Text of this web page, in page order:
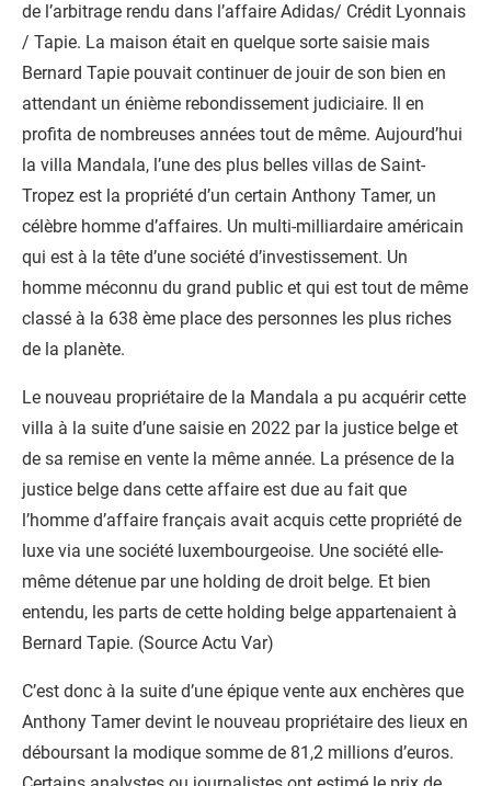
de l’arbitrage rendu dans l’affaire Adidas/ Crédit Lyonnais
/ Tapie. La maison était en quelque sorte saisie mais
Bernard Tapie pouvait continuer de jouir de son bien en
attendant un énième rebondissement judiciaire. Il en
profita de nombreuses années tout de même. Aujourd’hui
la villa Mandala, l’une des plus belles villas de Saint-
Tropez est la propriété d’un certain Anthony Tamer, un
célèbre homme d’affaires. Un multi-milliardaire américain
qui est à la tête d’une société d’investissement. Un
homme méconnu du grand public et qui est tout de même
classé à la 638 ème place des personnes les plus riches
de la planète.
Le nouveau propriétaire de la Mandala a pu acquérir cette
villa à la suite d’une saisie en 2022 par la justice belge et
de sa remise en vente la même année. La présence de la
justice belge dans cette affaire est due au fait que
l’homme d’affaire français avait acquis cette propriété de
luxe via une société luxembourgeoise. Une société elle-
même détenue par une holding de droit belge. Et bien
entendu, les parts de cette holding belge appartenaient à
Bernard Tapie. (Source Actu Var)
C’est donc à la suite d’une épique vente aux enchères que
Anthony Tamer devint le nouveau propriétaire des lieux en
déboursant la modique somme de 81,2 millions d’euros.